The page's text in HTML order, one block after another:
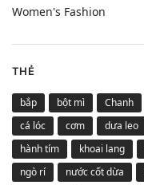
Women's Fashion
THẺ
bắp bột mì Chanh
cá lóc
cơm dưa leo
hành tím
khoai lang
ngò rí
nước cốt dừa